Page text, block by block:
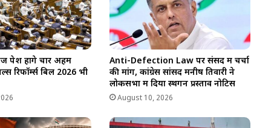
पेश होंगे चार अहम
रिफॉर्म्स बिल 2026 भी
Anti-Defection Law पर संसद में चर्चा
की मांग, कांग्रेस सांसद मनीष तिवारी ने
लोकसभा में दिया स्थगन प्रस्ताव नोटिस
August 10, 2026